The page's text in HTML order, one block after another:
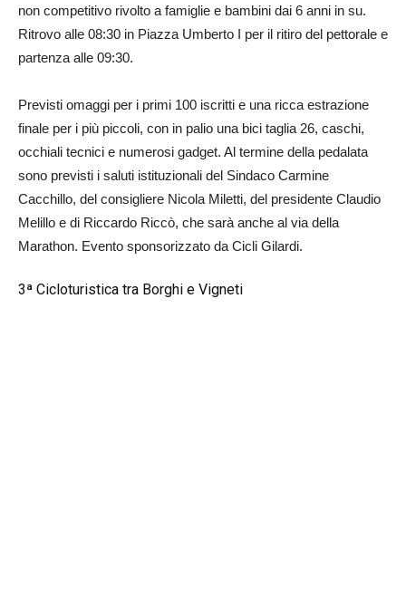
non competitivo rivolto a famiglie e bambini dai 6 anni in su.
Ritrovo alle 08:30 in Piazza Umberto I per il ritiro del pettorale e
partenza alle 09:30.
Previsti omaggi per i primi 100 iscritti e una ricca estrazione
finale per i più piccoli, con in palio una bici taglia 26, caschi,
occhiali tecnici e numerosi gadget. Al termine della pedalata
sono previsti i saluti istituzionali del Sindaco Carmine
Cacchillo, del consigliere Nicola Miletti, del presidente Claudio
Melillo e di Riccardo Riccò, che sarà anche al via della
Marathon. Evento sponsorizzato da Cicli Gilardi.
3ª Cicloturistica tra Borghi e Vigneti